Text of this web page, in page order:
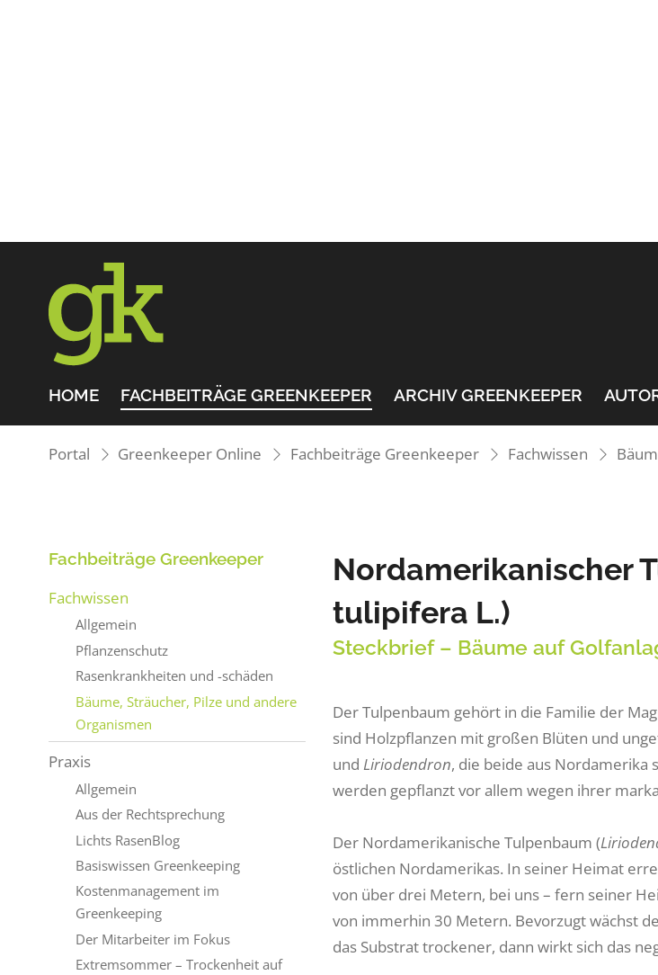
HOME FACHBEITRÄGE GREENKEEPER ARCHIV GREENKEEPER
Portal Greenkeeper Online Fachbeiträge Greenkeeper Fachwissen
Nordamerikanischer
tulipifera L.)
Steckbrief – Bäume auf
Der Tulpenbaum gehört in die Familie der
sind Holzpflanzen mit großen Blüten und
undLiriodendron, die beide aus Nordamerika
werden gepflanzt vor allem wegen ihrer
Der Nordamerikanische Tulpenbaum (
östlichen Nordamerikas. In seiner Heimat
von über drei Metern, bei uns – fern seiner
von immerhin 30 Metern. Bevorzugt wächst
das Substrat trockener, dann wirkt sich das
Fachbeiträge Greenkeeper
Fachwissen
Allgemein
Pflanzenschutz
Rasenkrankheiten und -schäden
Bäume, Sträucher, Pilze und andere
Organismen
Praxis
Allgemein
Aus der Rechtsprechung
Lichts RasenBlog
Basiswissen Greenkeeping
Kostenmanagement im
Greenkeeping
Der Mitarbeiter im Fokus
Extremsommer – Trockenheit auf